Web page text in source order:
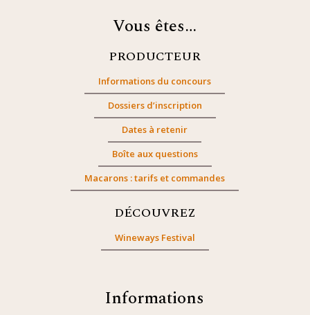
Vous êtes…
PRODUCTEUR
Informations du concours
Dossiers d’inscription
Dates à retenir
Boîte aux questions
Macarons : tarifs et commandes
DÉCOUVREZ
Wineways Festival
Informations